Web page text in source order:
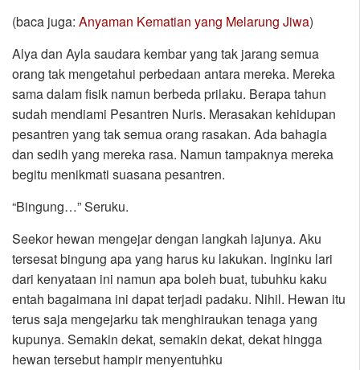
(baca juga: Anyaman Kematian yang Melarung Jiwa)
Alya dan Ayla saudara kembar yang tak jarang semua
orang tak mengetahui perbedaan antara mereka. Mereka
sama dalam fisik namun berbeda prilaku. Berapa tahun
sudah mendiami Pesantren Nuris. Merasakan kehidupan
pesantren yang tak semua orang rasakan. Ada bahagia
dan sedih yang mereka rasa. Namun tampaknya mereka
begitu menikmati suasana pesantren.
“Bingung…” Seruku.
Seekor hewan mengejar dengan langkah lajunya. Aku
tersesat bingung apa yang harus ku lakukan. Inginku lari
dari kenyataan ini namun apa boleh buat, tubuhku kaku
entah bagaimana ini dapat terjadi padaku. Nihil. Hewan itu
terus saja mengejarku tak menghiraukan tenaga yang
kupunya. Semakin dekat, semakin dekat, dekat hingga
hewan tersebut hampir menyentuhku